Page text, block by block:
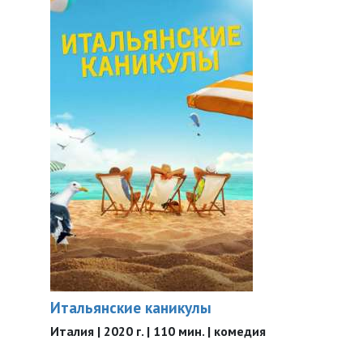
Итальянские каникулы
Италия | 2020 г. | 110 мин. | комедия